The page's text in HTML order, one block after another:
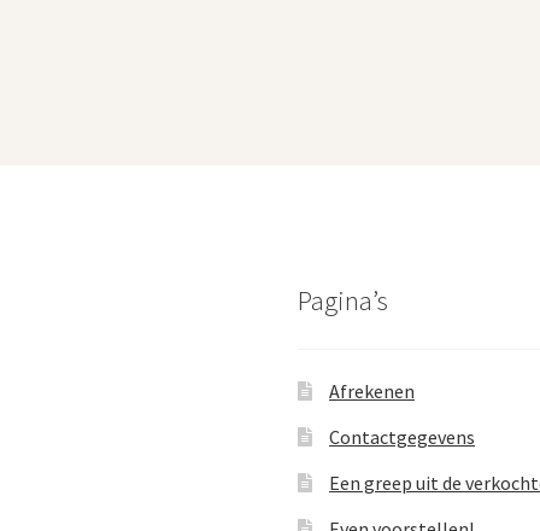
Pagina’s
Afrekenen
Contactgegevens
Een greep uit de